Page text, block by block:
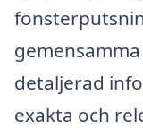
detaljerad
exakta och